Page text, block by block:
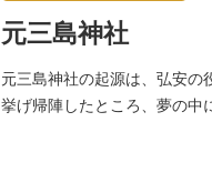
元三島神社
元三島神社の起源は、弘安の
挙げ帰陣したところ、夢の中